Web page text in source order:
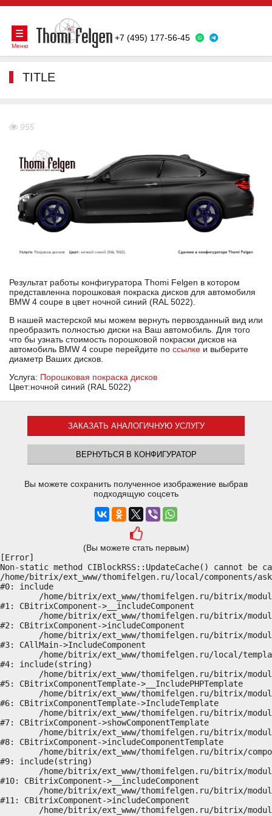
+7 (495) 177-56-45
Меню
TITLE
955
Результат работы конфигуратора Thomi Felgen в котором
представленна порошковая покраска дисков для автомобиля
BMW 4 coupe в цвет ночной синий (RAL 5022).
В нашей мастерской мы можем вернуть первозданный вид или
преобразить полностью диски на Ваш автомобиль. Для того
что бы узнать стоимость порошковой покраски дисков на
автомобиль BMW 4 coupe перейдите по ссылке и выберите
диаметр Ваших дисков.
Услуга: Порошковая покраска дисков
Цвет:ночной синий (RAL 5022)
ЗАКАЗАТЬ АНАЛОГИЧНУЮ УСЛУГУ
ВЕРНУТЬСЯ В КОНФИГУРАТОР
Вы можете сохранить полученное изображение выбрав
подходящую соцсеть
(Вы можете стать первым)
[Error]
Non-static method CIBlockRSS::UpdateCache() cannot
/home/bitrix/ext_www/thomifelgen.ru/local/components/
#0: include
#1: CBitrixComponent->__includeComponent
#2: CBitrixComponent->includeComponent
#3: CAllMain->IncludeComponent
#4: include(string)
#5: CBitrixComponentTemplate->__IncludePHPTemplate
#6: CBitrixComponentTemplate->IncludeTemplate
#7: CBitrixComponent->showComponentTemplate
#8: CBitrixComponent->includeComponentTemplate
#9: include(string)
#10: CBitrixComponent->__includeComponent
#11: CBitrixComponent->includeComponent